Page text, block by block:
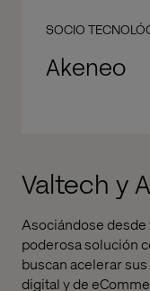
SOCIO
Akeneo
Valtech y
Asociándose
poderosa solución
buscan acelerar
digital y de